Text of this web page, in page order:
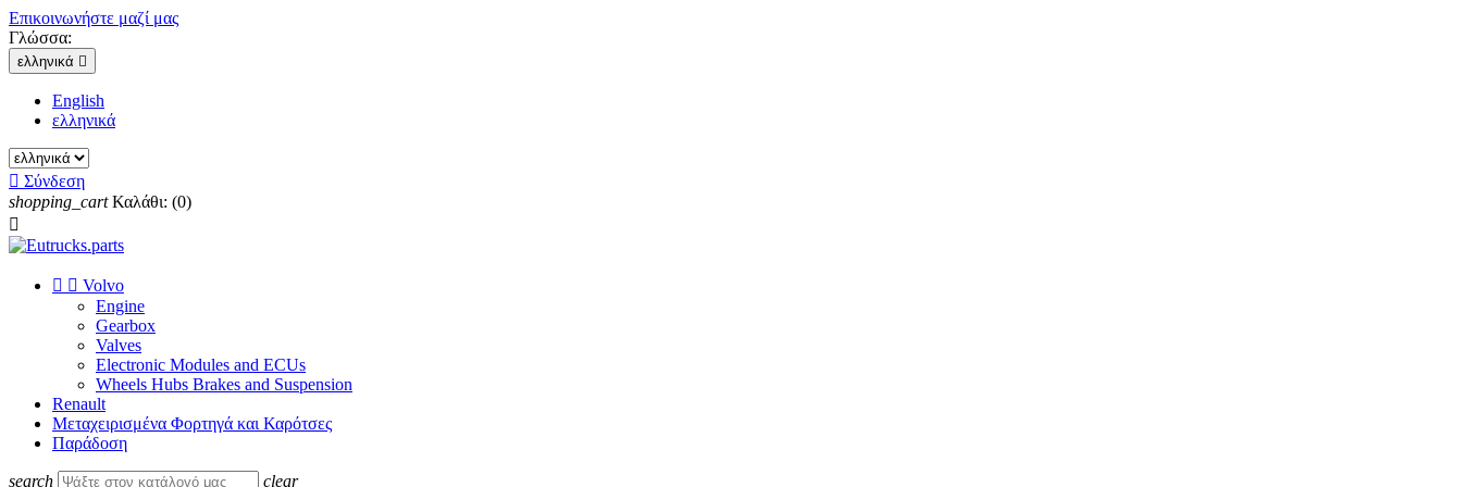
Επικοινωνήστε μαζί μας
Γλώσσα:
ελληνικά 
English
ελληνικά
 Σύνδεση
shopping_cart Καλάθι: (0)

  Volvo
Engine
Gearbox
Valves
Electronic Modules and ECUs
Wheels Hubs Brakes and Suspension
Renault
Μεταχειρισμένα Φορτηγά και Καρότσες
Παράδοση
search clear